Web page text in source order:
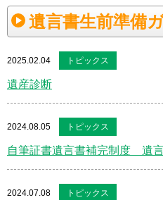
遺言書生前準備
2025.02.04 トピックス
遺産診断
2024.08.05 トピックス
自筆証書遺言書補完制度 遺
2024.07.08 トピックス